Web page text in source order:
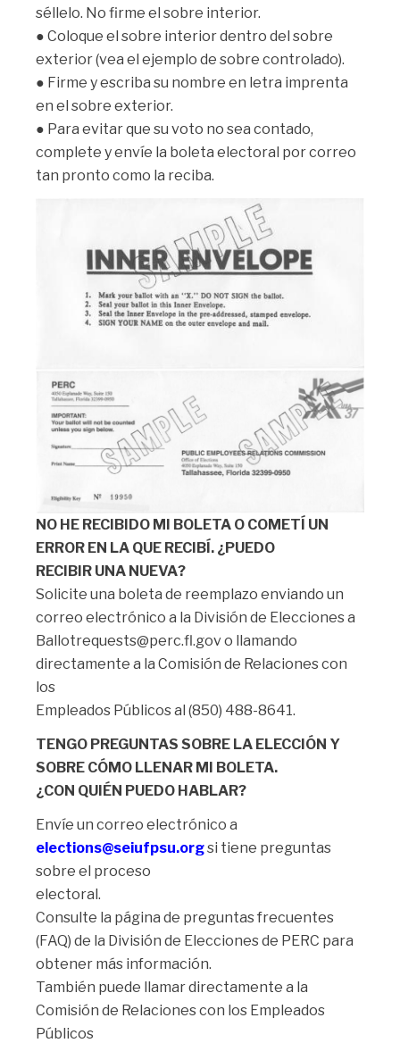
séllelo. No firme el sobre interior.
● Coloque el sobre interior dentro del sobre
exterior (vea el ejemplo de sobre controlado).
● Firme y escriba su nombre en letra imprenta
en el sobre exterior.
● Para evitar que su voto no sea contado,
complete y envíe la boleta electoral por correo
tan pronto como la reciba.
NO HE RECIBIDO MI BOLETA O COMETÍ UN
ERROR EN LA QUE RECIBÍ. ¿PUEDO
RECIBIR UNA NUEVA?
Solicite una boleta de reemplazo enviando un
correo electrónico a la División de Elecciones a
Ballotrequests@perc.fl.gov o llamando
directamente a la Comisión de Relaciones con
los
Empleados Públicos al (850) 488-8641.
TENGO PREGUNTAS SOBRE LA ELECCIÓN Y
SOBRE CÓMO LLENAR MI BOLETA.
¿CON QUIÉN PUEDO HABLAR?
Envíe un correo electrónico a
elections@seiufpsu.orgsi tiene preguntas
sobre el proceso
electoral.
Consulte la página de preguntas frecuentes
(FAQ) de la División de Elecciones de PERC para
obtener más información.
También puede llamar directamente a la
Comisión de Relaciones con los Empleados
Públicos